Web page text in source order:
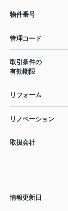
物件番号
管理コード
取引条件の
有効期限
リフォーム
リノベーション
取扱会社
情報更新日